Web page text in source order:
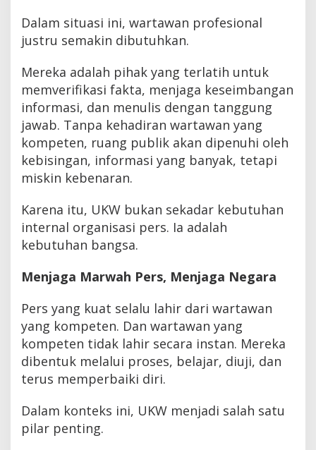
Dalam situasi ini, wartawan profesional
justru semakin dibutuhkan.
Mereka adalah pihak yang terlatih untuk
memverifikasi fakta, menjaga keseimbangan
informasi, dan menulis dengan tanggung
jawab. Tanpa kehadiran wartawan yang
kompeten, ruang publik akan dipenuhi oleh
kebisingan, informasi yang banyak, tetapi
miskin kebenaran.
Karena itu, UKW bukan sekadar kebutuhan
internal organisasi pers. Ia adalah
kebutuhan bangsa.
Menjaga Marwah Pers, Menjaga Negara
Pers yang kuat selalu lahir dari wartawan
yang kompeten. Dan wartawan yang
kompeten tidak lahir secara instan. Mereka
dibentuk melalui proses, belajar, diuji, dan
terus memperbaiki diri.
Dalam konteks ini, UKW menjadi salah satu
pilar penting.